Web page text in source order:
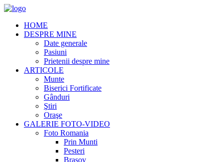
HOME
DESPRE MINE
Date generale
Pasiuni
Prietenii despre mine
ARTICOLE
Munte
Biserici Fortificate
Gânduri
Ştiri
Oraşe
GALERIE FOTO-VIDEO
Foto Romania
Prin Munti
Pesteri
Brasov